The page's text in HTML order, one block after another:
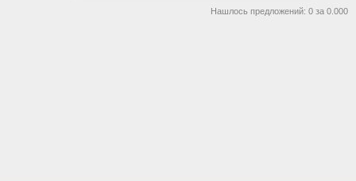
Нашлось предложений: 0 за 0.000